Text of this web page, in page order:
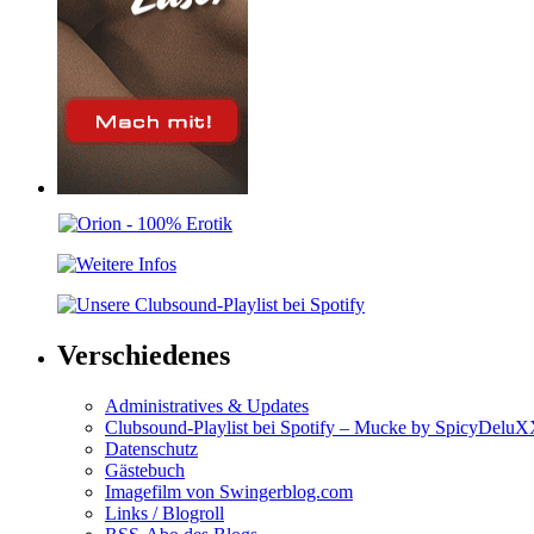
Verschiedenes
Administratives & Updates
Clubsound-Playlist bei Spotify – Mucke by
Datenschutz
Gästebuch
Imagefilm von Swingerblog.com
Links / Blogroll